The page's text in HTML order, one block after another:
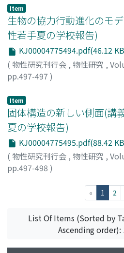
Item
生物の協力行動進化のモ
性若手夏の学校報告)
KJ00004775494.pdf(46.12
( 物性研究刊行会 , 物性研究 ,
pp.497-497 )
Item
固体構造の新しい側面(講
夏の学校報告)
KJ00004775495.pdf(88.42
( 物性研究刊行会 , 物性研究 ,
pp.497-498 )
« 1 2
List Of Items (Sorted by
Ascending order):